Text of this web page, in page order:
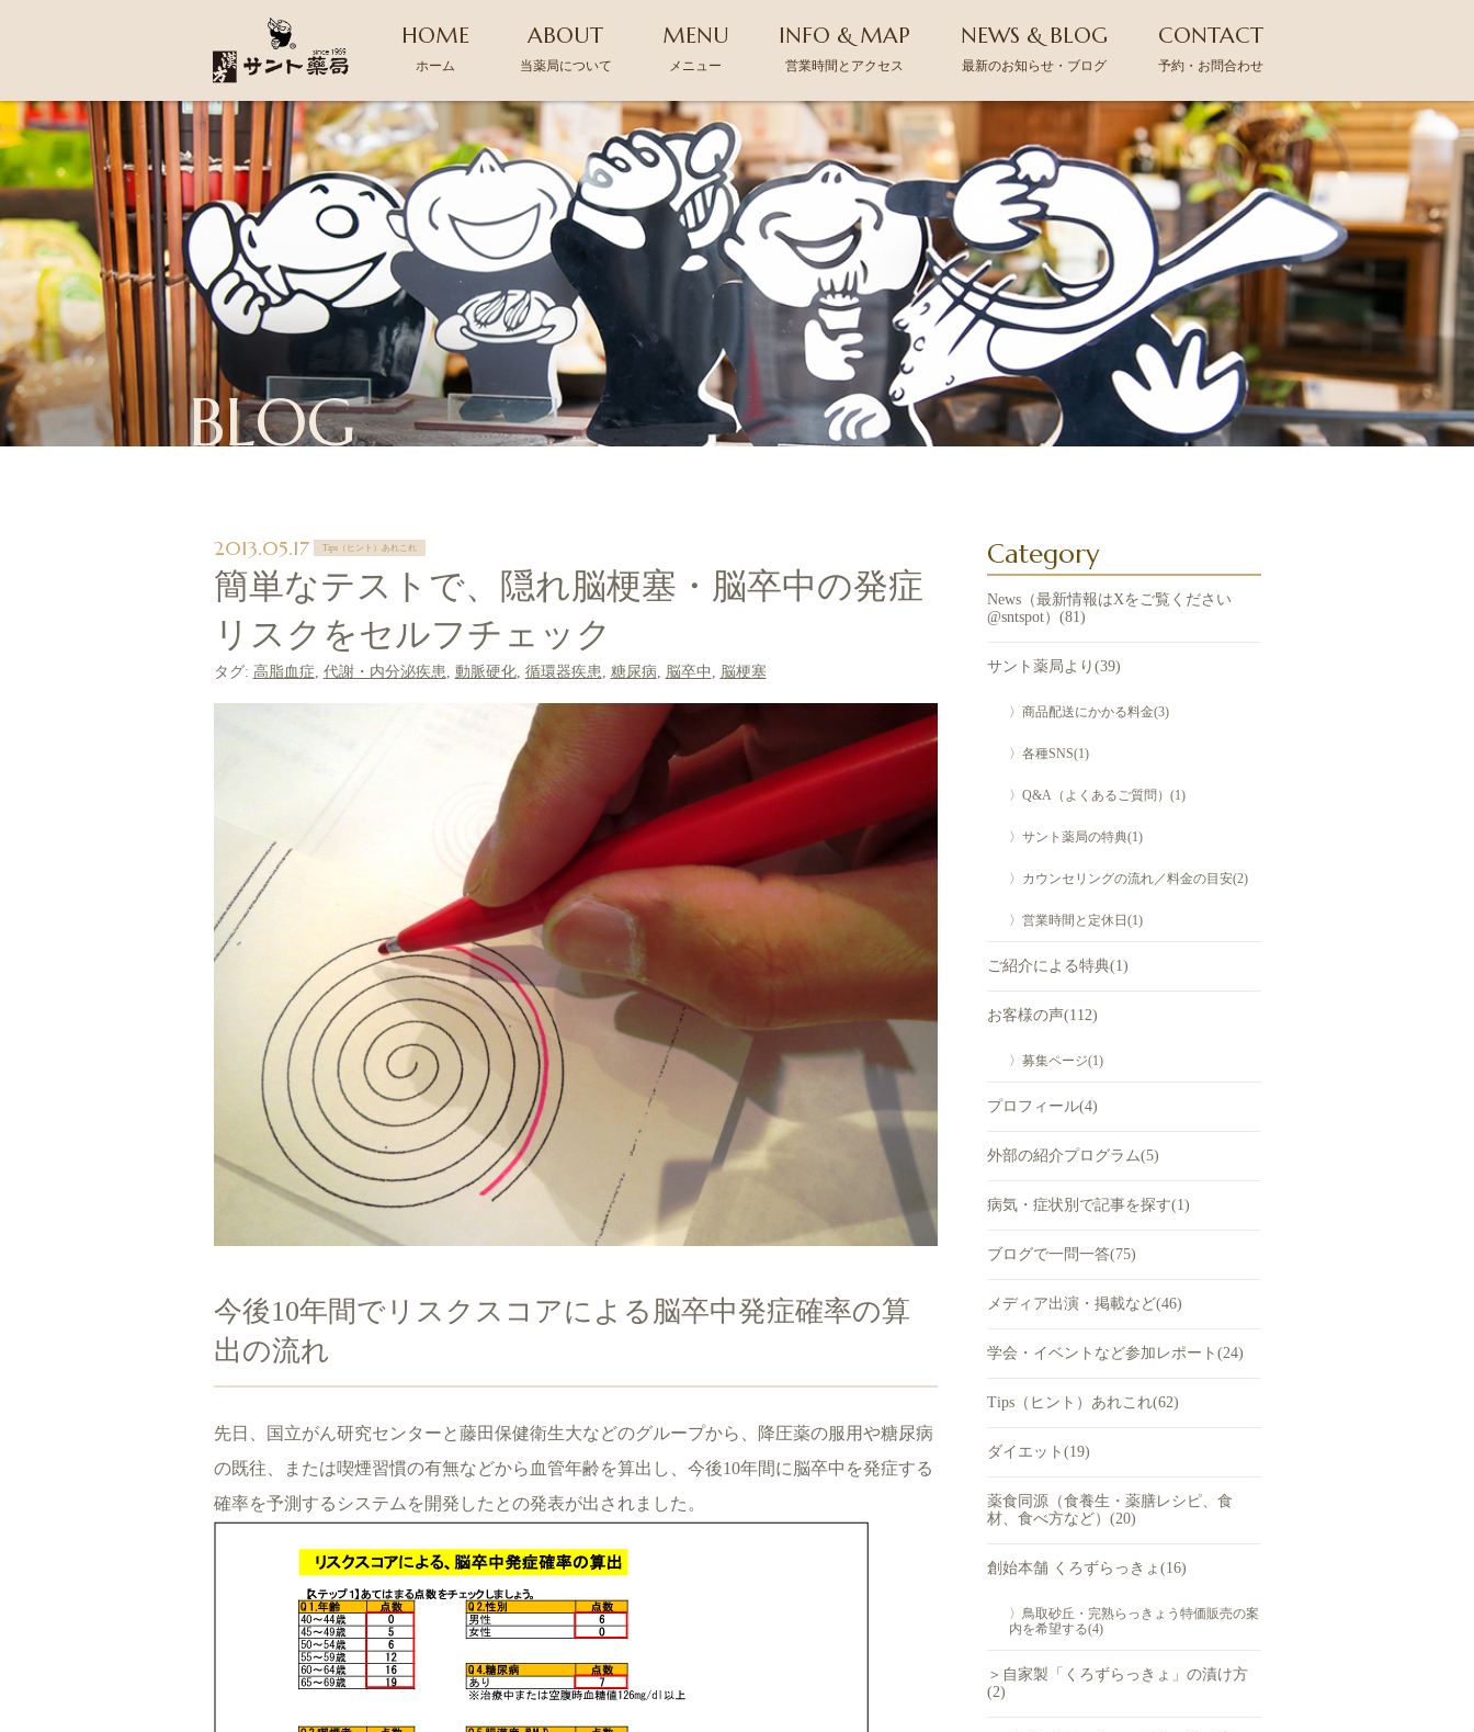
HOME
ホーム
ABOUT
当薬局について
MENU
メニュー
INFO & MAP
営業時間とアクセス
NEWS & BLOG
最新のお知らせ・ブログ
CONTACT
予約・お問合わせ
BLOG
2013.05.17 Tips（ヒント）あれこれ
簡単なテストで、隠れ脳梗塞・脳卒中の発症
リスクをセルフチェック
タグ: 高脂血症, 代謝・内分泌疾患, 動脈硬化, 循環器疾患, 糖尿病, 脳卒中 , 脳梗塞
今後10年間でリスクスコアによる脳卒中発症確率の算
出の流れ
先日、国立がん研究センターと藤田保健衛生大などのグループから、降圧薬の服用や糖尿病
の既往、または喫煙習慣の有無などから血管年齢を算出し、今後10年間に脳卒中を発症する
確率を予測するシステムを開発したとの発表が出されました。
Category
News（最新情報はXをご覧ください
@sntspot）(81)
サント薬局より(39)
〉商品配送にかかる料金(3)
〉各種SNS(1)
〉Q&A（よくあるご質問）(1)
〉サント薬局の特典(1)
〉カウンセリングの流れ／料金の目安(2)
〉営業時間と定休日(1)
ご紹介による特典(1)
お客様の声(112)
〉募集ページ(1)
プロフィール(4)
外部の紹介プログラム(5)
病気・症状別で記事を探す(1)
ブログで一問一答(75)
メディア出演・掲載など(46)
学会・イベントなど参加レポート(24)
Tips（ヒント）あれこれ(62)
ダイエット(19)
薬食同源（食養生・薬膳レシピ、食
材、食べ方など）(20)
創始本舗 くろずらっきょ(16)
〉鳥取砂丘・完熟らっきょう特価販売の案
内を希望する(4)
＞自家製「くろずらっきょ」の漬け方
(2)